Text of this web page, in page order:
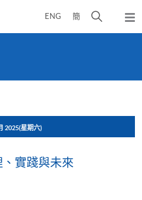
ENG 簡
開
彈
出
2025(星期六)
實踐與未來